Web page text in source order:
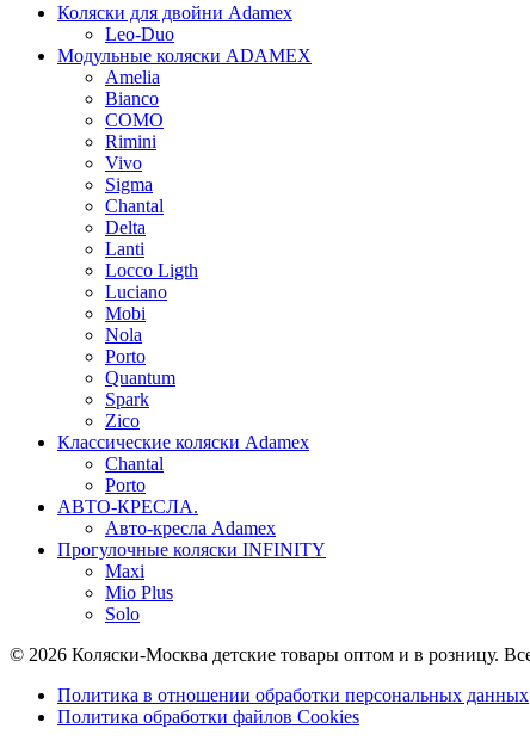
Коляски для двойни Adamex
Leo-Duo
Модульные коляски ADAMEX
Amelia
Bianco
COMO
Rimini
Vivo
Sigma
Chantal
Delta
Lanti
Locco Ligth
Luciano
Mobi
Nola
Porto
Quantum
Spark
Zico
Классические коляски Adamex
Chantal
Porto
АВТО-КРЕСЛА.
Авто-кресла Adamex
Прогулочные коляски INFINITY
Maxi
Mio Plus
Solo
© 2026 Коляски-Москва детские товары оптом и в розницу.
Политика в отношении обработки персональных данных
Политика обработки файлов Cookies